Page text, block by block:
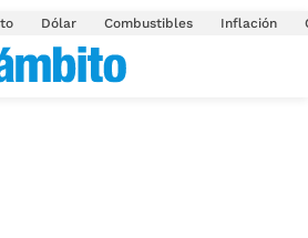
Dólar Combustibles Inflación